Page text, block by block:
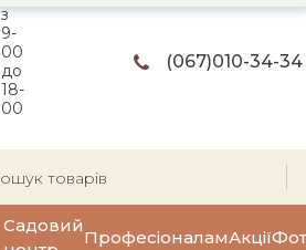
з
9-
00
до
18-
00
(067)010-34-34
Садовий
ПрофесіоналамАкції